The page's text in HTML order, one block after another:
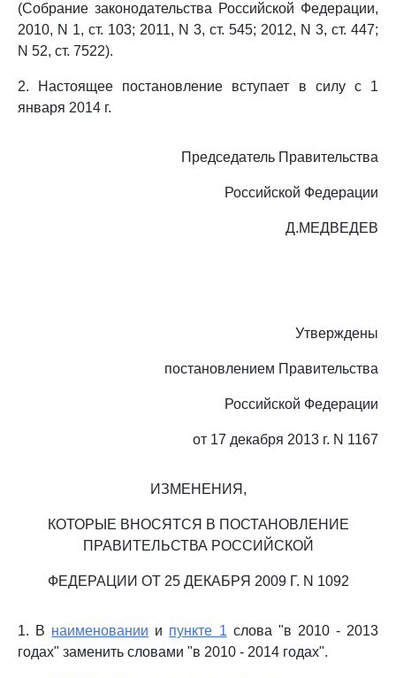
(Собрание законодательства Российской Федерации,
2010, N 1, ст. 103; 2011, N 3, ст. 545; 2012, N 3, ст. 447;
N 52, ст. 7522).
2. Настоящее постановление вступает в силу с 1
января 2014 г.
Председатель Правительства
Российской Федерации
Д.МЕДВЕДЕВ
Утверждены
постановлением Правительства
Российской Федерации
от 17 декабря 2013 г. N 1167
ИЗМЕНЕНИЯ,
КОТОРЫЕ ВНОСЯТСЯ В ПОСТАНОВЛЕНИЕ
ПРАВИТЕЛЬСТВА РОССИЙСКОЙ
ФЕДЕРАЦИИ ОТ 25 ДЕКАБРЯ 2009 Г. N 1092
1. В наименовании и пункте 1 слова "в 2010 - 2013
годах" заменить словами "в 2010 - 2014 годах".